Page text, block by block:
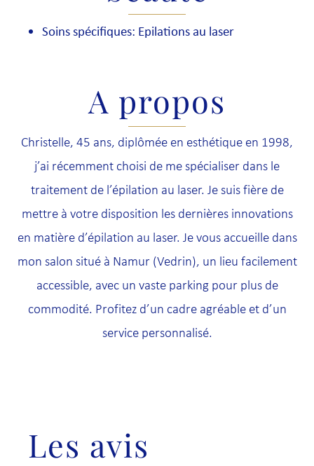
Soins spécifiques: Epilations au laser
A propos
Christelle, 45 ans, diplômée en esthétique en 1998,
j’ai récemment choisi de me spécialiser dans le
traitement de l’épilation au laser. Je suis fière de
mettre à votre disposition les dernières innovations
en matière d’épilation au laser. Je vous accueille dans
mon salon situé à Namur (Vedrin), un lieu facilement
accessible, avec un vaste parking pour plus de
commodité. Profitez d’un cadre agréable et d’un
service personnalisé.
Les avis